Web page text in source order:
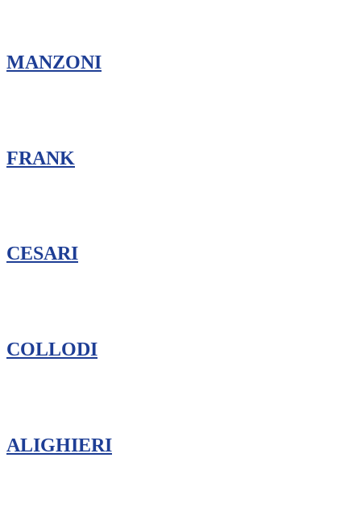
MANZONI
FRANK
CESARI
COLLODI
ALIGHIERI